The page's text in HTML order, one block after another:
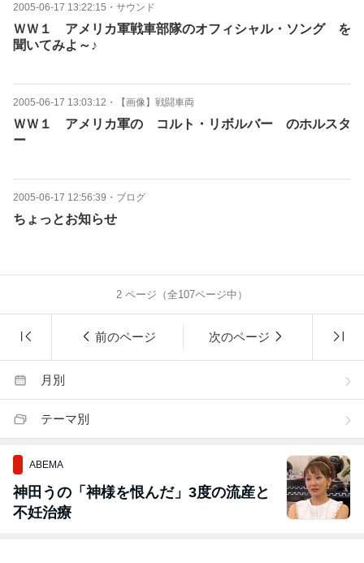
2005-06-17 13:22:15 ・ サウンド
ＷＷ１ アメリカ軍戦車部隊のオフィシャル・ソング を
聞いてみよ～♪
2005-06-17 13:03:12 ・ 【画像】戦闘車両
ＷＷ１ アメリカ軍の コルト・リボルバー のホルスタ
ー
2005-06-17 12:56:39 ・ ブログ
ちょっとお知らせ
2 ページ（全107ページ中）
前のページ 次のページ
月別
テーマ別
ABEMA
神田うの「神様を恨んだ」3度の流産と
不妊治療